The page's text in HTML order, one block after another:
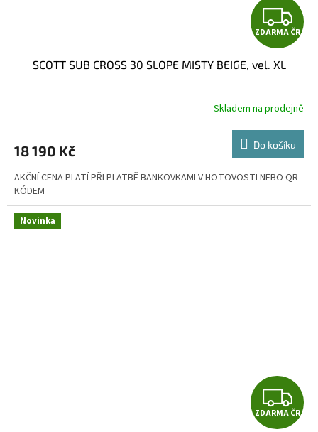
Z
D
R
M
A
ZDARMA ČR
SCOTT SUB CROSS 30 SLOPE MISTY BEIGE, vel. XL
Skladem na prodejně
18 190 Kč Do košíku
AKČNÍ CENA PLATÍ PŘI PLATBĚ BANKOVKAMI V HOTOVOSTI NEBO QR
KÓDEM
Novinka
Z
ZDARMA ČR